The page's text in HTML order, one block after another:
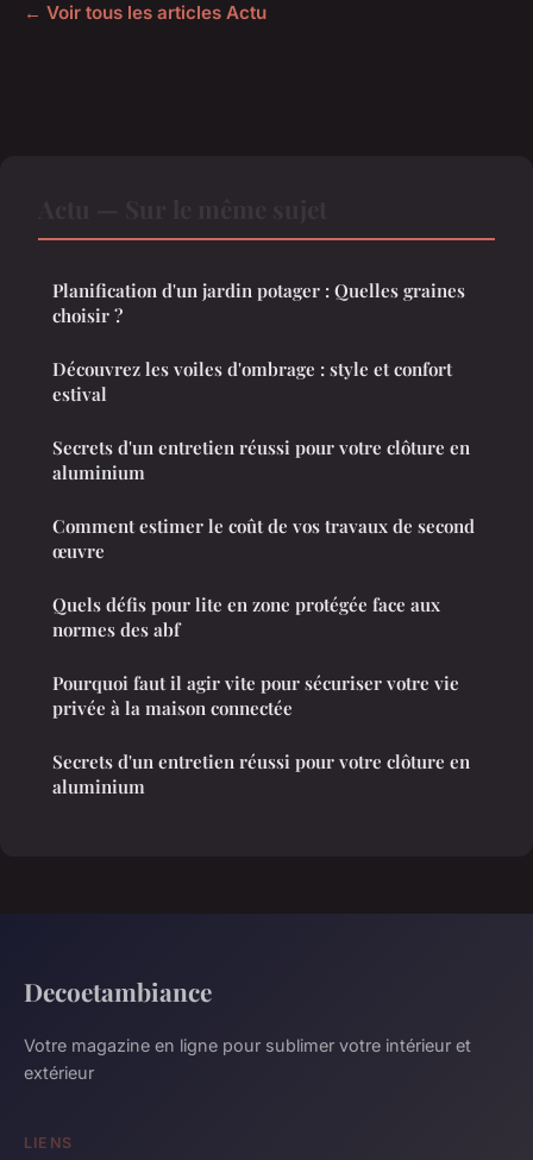
← Voir tous les articles Actu
Planification d'un jardin potager : Quelles graines
choisir ?
Découvrez les voiles d'ombrage : style et confort
estival
Secrets d'un entretien réussi pour votre clôture en
aluminium
Comment estimer le coût de vos travaux de second
œuvre
Quels défis pour lite en zone protégée face aux
normes des abf
Pourquoi faut il agir vite pour sécuriser votre vie
privée à la maison connectée
Secrets d'un entretien réussi pour votre clôture en
aluminium
Decoetambiance
Votre magazine en ligne pour sublimer votre intérieur et
extérieur
LIENS